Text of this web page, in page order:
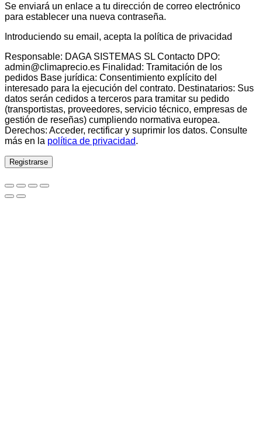
Se enviará un enlace a tu dirección de correo electrónico
para establecer una nueva contraseña.
Introduciendo su email, acepta la política de privacidad
Responsable: DAGA SISTEMAS SL Contacto DPO:
admin@climaprecio.es Finalidad: Tramitación de los
pedidos Base jurídica: Consentimiento explícito del
interesado para la ejecución del contrato. Destinatarios: Sus
datos serán cedidos a terceros para tramitar su pedido
(transportistas, proveedores, servicio técnico, empresas de
gestión de reseñas) cumpliendo normativa europea.
Derechos: Acceder, rectificar y suprimir los datos. Consulte
más en la política de privacidad.
Registrarse